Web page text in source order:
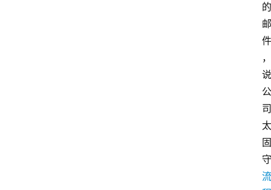
的
邮
件
，
说
公
司
太
固
守
流